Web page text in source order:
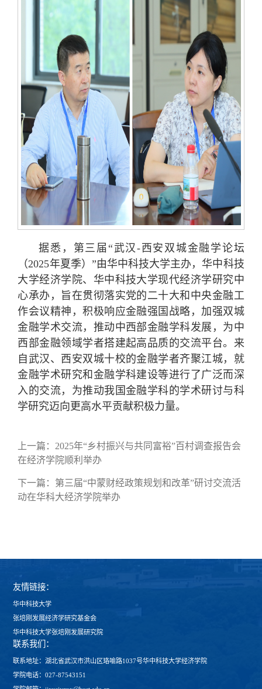
据悉，第三届“武汉-西安双城金融学论坛
（2025年夏季）”由华中科技大学主办，华中科技
大学经济学院、华中科技大学现代经济学研究中
心承办，旨在贯彻落实党的二十大和中央金融工
作会议精神，积极响应金融强国战略，加强双城
金融学术交流，推动中西部金融学科发展，为中
西部金融领域学者搭建起高品质的交流平台。来
自武汉、西安双城十校的金融学者齐聚江城，就
金融学术研究和金融学科建设等进行了广泛而深
入的交流，为推动我国金融学科的学术研讨与科
学研究迈向更高水平贡献积极力量。
上一篇：2025年“乡村振兴与共同富裕”百村调查报告会
在经济学院顺利举办
下一篇： 第三届“中蒙财经政策规划和改革”研讨交流活
动在华科大经济学院举办
友情链接：
华中科技大学
张培刚发展经济学研究基金会
华中科技大学张培刚发展研究院
联系我们：
联系地址：湖北省武汉市洪山区珞喻路1037号华中科技大学经济学院
学院电话：027-87543151